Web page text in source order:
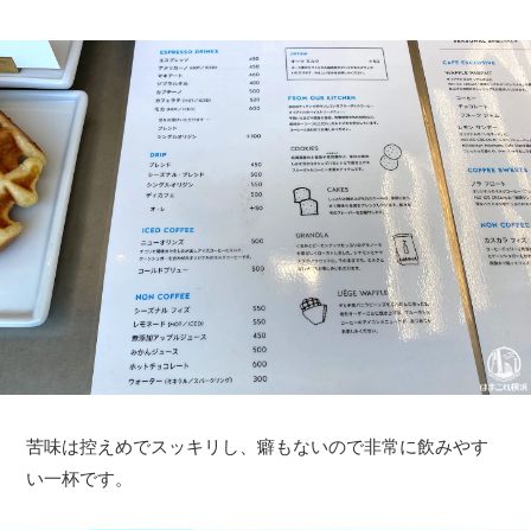
苦味は控えめでスッキリし、癖もないので非常に飲みやす
い一杯です。